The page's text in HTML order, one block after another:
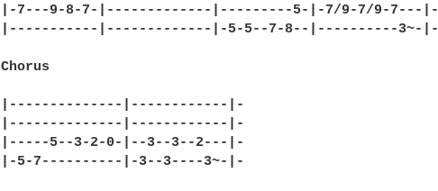
|-7---9-8-7-|-------------|---------5-|-7/9-7/9-7---|-
|-----------|-------------|-5-5--7-8--|----------3~-|-
Chorus
|--------------|------------|-
|--------------|------------|-
|-----5--3-2-0-|--3--3--2---|-
|-5-7----------|-3--3----3~-|-